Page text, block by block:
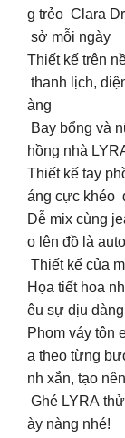
g trẻo Clara
sở mỗi ngày
Thiết kế trên
thanh lịch,
àng
Bay bổng và
hồng nhà
Thiết kế tay
áng cực khéo
Dễ mix cùng
o lên đồ là
Thiết kế của
Họa tiết hoa
êu sự dịu
Phom váy tôn
a theo từng
nh xắn, tạo
Ghé LYRA
ày nàng nhé!